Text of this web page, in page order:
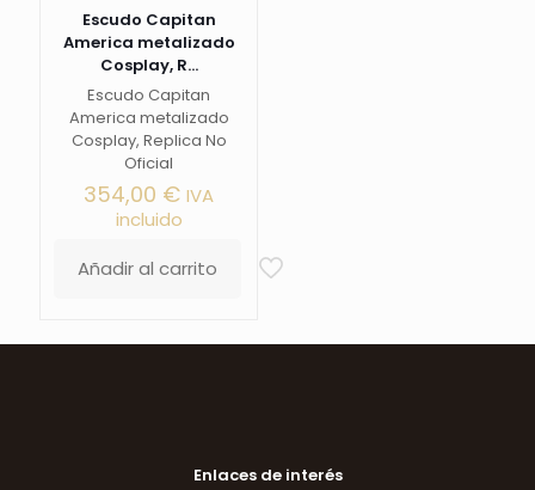
Escudo Capitan
America metalizado
Cosplay, R...
Escudo Capitan
America metalizado
Cosplay, Replica No
Oficial
354,00 € IVA
incluido
Añadir al carrito
Enlaces de interés